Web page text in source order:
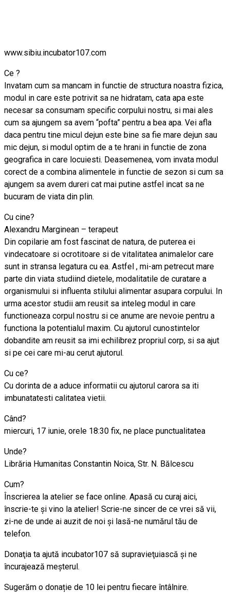
www.sibiu.incubator107.com
Ce ?
Invatam cum sa mancam in functie de structura noastra fizica,
modul in care este potrivit sa ne hidratam, cata apa este
necesar sa consumam specific corpului nostru, si mai ales
cum sa ajungem sa avem “pofta” pentru a bea apa. Vei afla
daca pentru tine micul dejun este bine sa fie mare dejun sau
mic dejun, si modul optim de a te hrani in functie de zona
geografica in care locuiesti. Deasemenea, vom invata modul
corect de a combina alimentele in functie de sezon si cum sa
ajungem sa avem dureri cat mai putine astfel incat sa ne
bucuram de viata din plin.
Cu cine?
Alexandru Marginean – terapeut
Din copilarie am fost fascinat de natura, de puterea ei
vindecatoare si ocrotitoare si de vitalitatea animalelor care
sunt in stransa legatura cu ea. Astfel , mi-am petrecut mare
parte din viata studiind dietele, modalitatile de curatare a
organismului si influenta stilului alimentar asupara corpului. In
urma acestor studii am reusit sa inteleg modul in care
functioneaza corpul nostru si ce anume are nevoie pentru a
functiona la potentialul maxim. Cu ajutorul cunostintelor
dobandite am reusit sa imi echilibrez propriul corp, si sa ajut
si pe cei care mi-au cerut ajutorul.
Cu ce?
Cu dorinta de a aduce informatii cu ajutorul carora sa iti
imbunatatesti calitatea vietii.
Când?
miercuri, 17 iunie, orele 18:30 fix, ne place punctualitatea
Unde?
Librăria Humanitas Constantin Noica, Str. N. Bălcescu
Cum?
Înscrierea la atelier se face online. Apasă cu curaj aici,
înscrie-te şi vino la atelier! Scrie-ne sincer de ce vrei să vii,
zi-ne de unde ai auzit de noi și lasă-ne numărul tău de
telefon.
Donaţia ta ajută incubator107 să supravieţuiască și ne
încurajează meşterul.
Sugerăm o donație de 10 lei pentru fiecare întâlnire.